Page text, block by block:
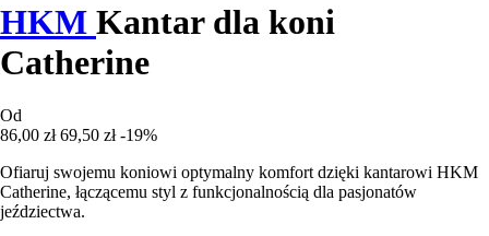
HKM Kantar dla koni
Catherine
Od
86,00 zł 69,50 zł -19%
Ofiaruj swojemu koniowi optymalny komfort dzięki kantarowi HKM
Catherine, łączącemu styl z funkcjonalnością dla pasjonatów
jeździectwa.